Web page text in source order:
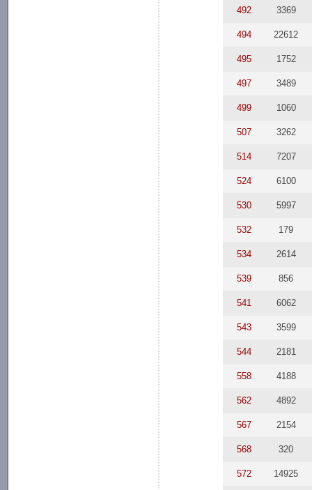
492 3369
494 22612
495 1752
497 3489
499 1060
507 3262
514 7207
524 6100
530 5997
532 179
534 2614
539 856
541 6062
543 3599
544 2181
558 4188
562 4892
567 2154
568 320
572 14925